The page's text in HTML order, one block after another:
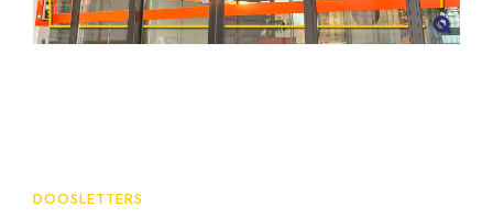
DOOSLETTERS